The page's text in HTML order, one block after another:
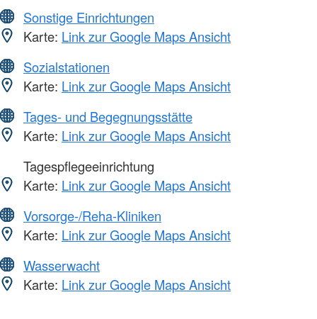
Sonstige Einrichtungen
Karte: Link zur Google Maps Ansicht
Sozialstationen
Karte: Link zur Google Maps Ansicht
Tages- und Begegnungsstätte
Karte: Link zur Google Maps Ansicht
Tagespflegeeinrichtung
Karte: Link zur Google Maps Ansicht
Vorsorge-/Reha-Kliniken
Karte: Link zur Google Maps Ansicht
Wasserwacht
Karte: Link zur Google Maps Ansicht